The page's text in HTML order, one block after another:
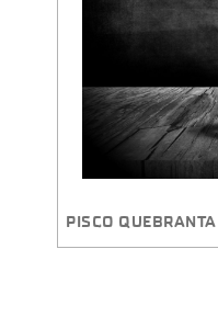
PISCO QUEBRANTA